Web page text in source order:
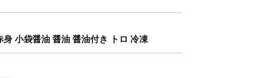
小袋醤油 醤油 醤油付き トロ 冷凍